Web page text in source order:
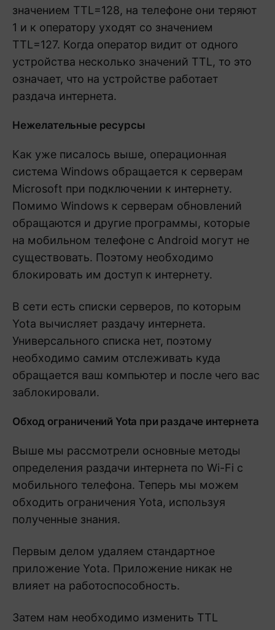
значением TTL=128, на телефоне они теряют
1 и к оператору уходят со значением
TTL=127. Когда оператор видит от одного
устройства несколько значений TTL, то это
означает, что на устройстве работает
раздача интернета.
Нежелательные ресурсы
Как уже писалось выше, операционная
система Windows обращается к серверам
Microsoft при подключении к интернету.
Помимо Windows к серверам обновлений
обращаются и другие программы, которые
на мобильном телефоне с Android могут не
существовать. Поэтому необходимо
блокировать им доступ к интернету.
В сети есть списки серверов, по которым
Yota вычисляет раздачу интернета.
Универсального списка нет, поэтому
необходимо самим отслеживать куда
обращается ваш компьютер и после чего вас
заблокировали.
Обход ограничений Yota при раздаче интернета
Выше мы рассмотрели основные методы
определения раздачи интернета по Wi-Fi с
мобильного телефона. Теперь мы можем
обходить ограничения Yota, используя
полученные знания.
Первым делом удаляем стандартное
приложение Yota. Приложение никак не
влияет на работоспособность.
Затем нам необходимо изменить TTL